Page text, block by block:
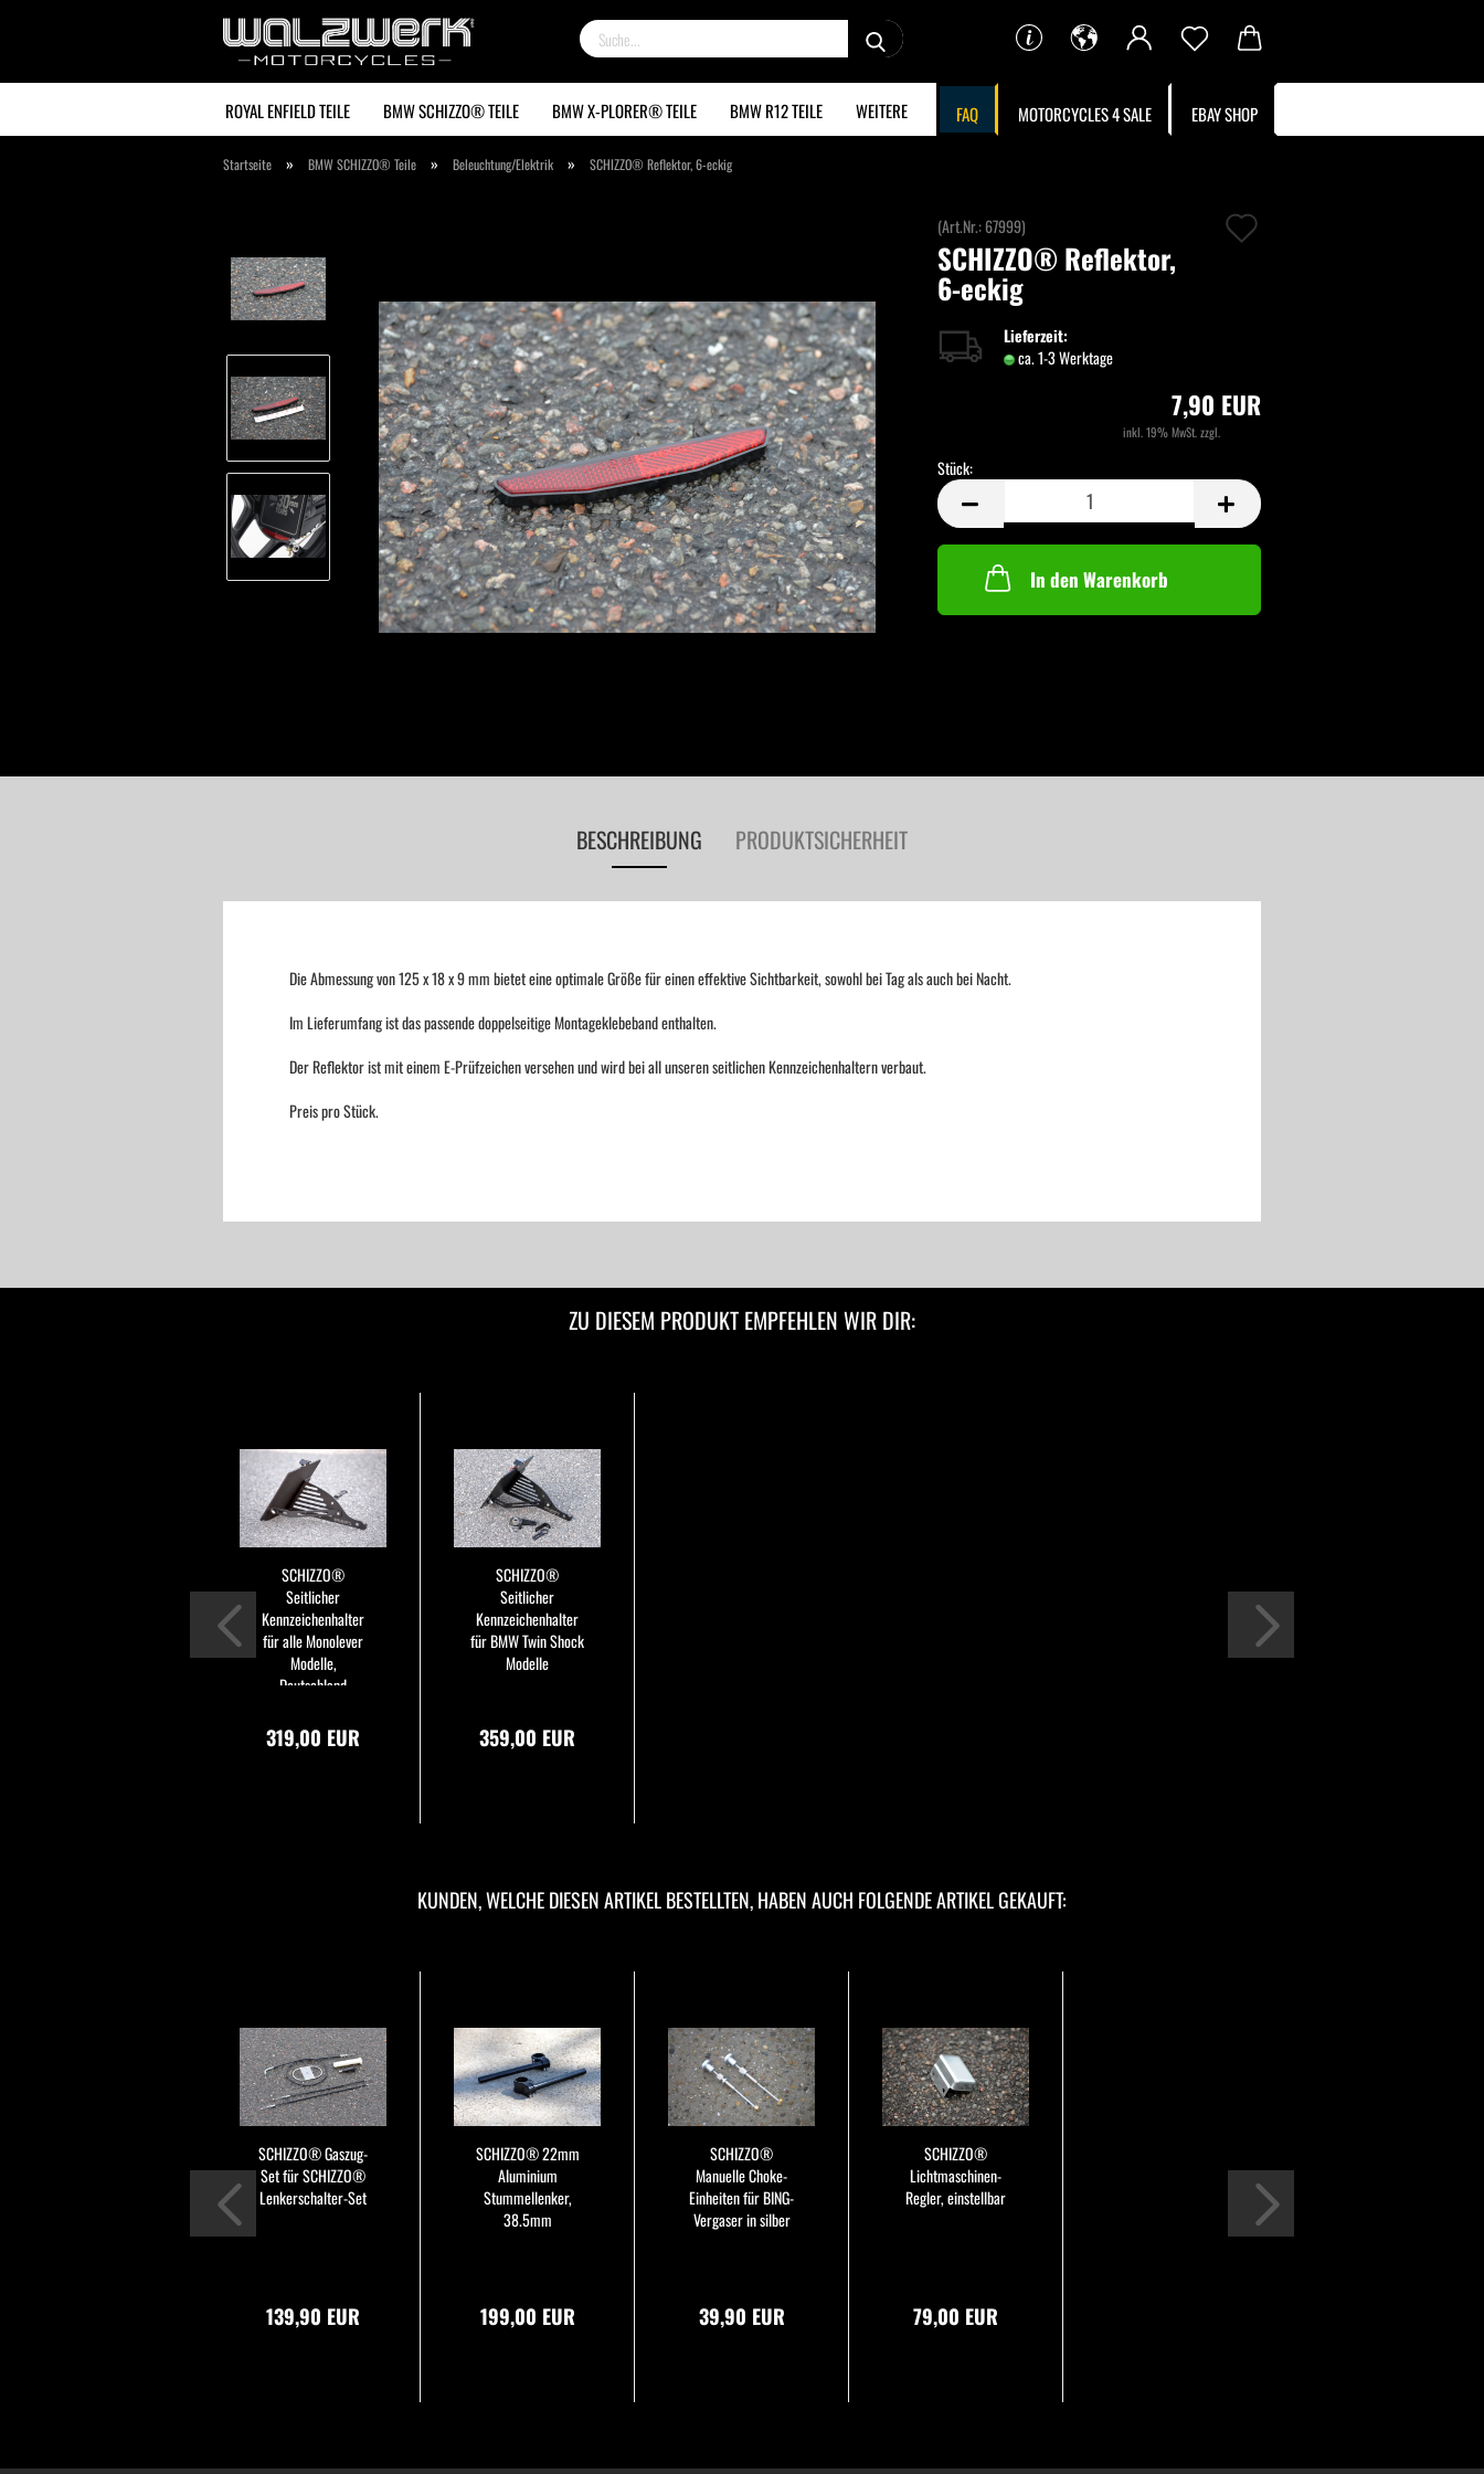
Suche...
ROYAL ENFIELD TEILE BMW SCHIZZO® TEILE BMW X-PLORER® TEILE BMW R12 TEILE FAQ MOTORCYCLES 4 SALE EBAY SHOP
WEITERE
Startseite » BMW SCHIZZO® Teile » Beleuchtung/Elektrik » SCHIZZO® Reflektor, 6-eckig
(Art.Nr.:67999)
SCHIZZO® Reflektor,
6-eckig
Lieferzeit:
ca. 1-3 Werktage
7,90 EUR
inkl. 19% MwSt. zzgl.
Stück:
Stück
In den Warenkorb
BESCHREIBUNG PRODUKTSICHERHEIT
Die Abmessung von 125 x 18 x 9 mm bietet eine optimale Größe für einen effektive Sichtbarkeit, sowohl bei Tag als auch bei Nacht.
Im Lieferumfang ist das passende doppelseitige Montageklebeband enthalten.
Der Reflektor ist mit einem E-Prüfzeichen versehen und wird bei all unseren seitlichen Kennzeichenhaltern verbaut.
Preis pro Stück.
ZU DIESEM PRODUKT EMPFEHLEN WIR DIR:
SCHIZZO®
Seitlicher
Kennzeichenhalter
für alle Monolever
Modelle,
Deutschland
319,00 EUR
SCHIZZO®
Seitlicher
Kennzeichenhalter
für BMW Twin Shock
Modelle
359,00 EUR
KUNDEN, WELCHE DIESEN ARTIKEL BESTELLTEN, HABEN AUCH FOLGENDE ARTIKEL GEKAUFT:
SCHIZZO® Gaszug-
Set für SCHIZZO®
Lenkerschalter-Set
139,90 EUR
SCHIZZO® 22mm
Aluminium
Stummellenker,
38.5mm
199,00 EUR
SCHIZZO®
Manuelle Choke-
Einheiten für BING-
Vergaser in silber
39,90 EUR
SCHIZZO®
Lichtmaschinen-
Regler, einstellbar
79,00 EUR